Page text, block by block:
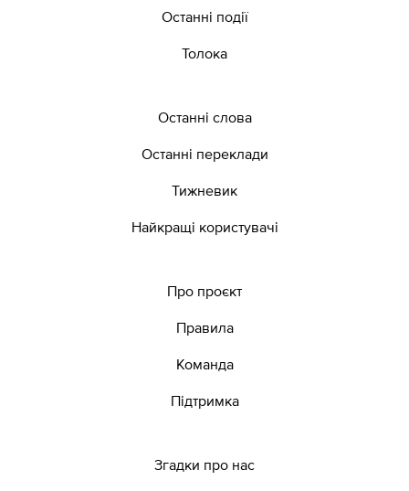
Останні події
Толока
Останні слова
Останні переклади
Тижневик
Найкращі користувачі
Про проєкт
Правила
Команда
Підтримка
Згадки про нас